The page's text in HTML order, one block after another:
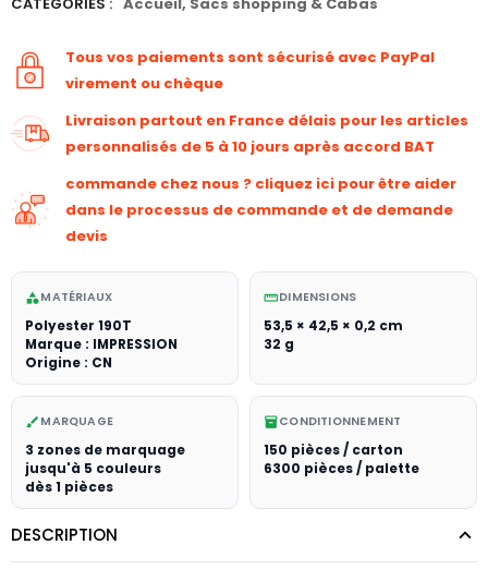
Tous vos paiements sont sécurisé avec PayPal
virement ou chèque
Livraison partout en France délais pour les articles
personnalisés de 5 à 10 jours après accord BAT
commande chez nous ? cliquez ici pour être aider
dans le processus de commande et de demande
devis
categoryMATÉRIAUX
Polyester 190T
Marque : IMPRESSION
Origine : CN
straightenDIMENSIONS
53,5 × 42,5 × 0,2 cm
32 g
brush MARQUAGE
3 zones de marquage
jusqu'à 5 couleurs
dès 1 pièces
inventory_2CONDITIONNEMENT
150 pièces / carton
6300 pièces / palette
DESCRIPTION